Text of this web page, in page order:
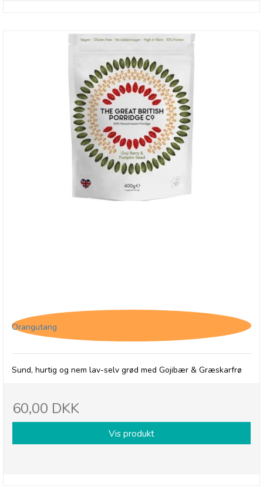
Orangutang
Sund, hurtig og nem lav-selv grød med Gojibær & Græskarfrø
60,00 DKK
Vis produkt